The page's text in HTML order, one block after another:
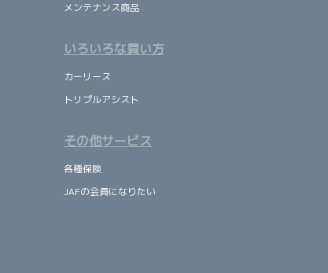
メンテナンス商品
いろいろな買い方
カーリース
トリプルアシスト
その他サービス
各種保険
JAFの会員になりたい